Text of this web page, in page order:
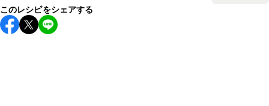
このレシピをシェアする